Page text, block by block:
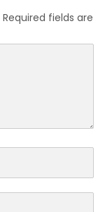
Required fields are